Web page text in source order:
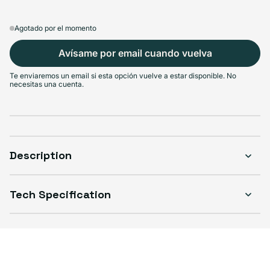
Agotado por el momento
Avísame por email cuando vuelva
Te enviaremos un email si esta opción vuelve a estar disponible. No
necesitas una cuenta.
Description
Tech Specification